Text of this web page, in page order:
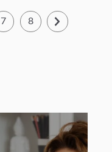
7 8